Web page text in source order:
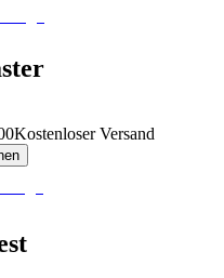
Kostenloser Versand